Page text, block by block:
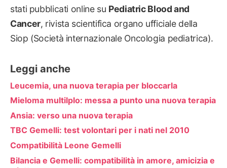
stati pubblicati online su Pediatric Blood and
Cancer, rivista scientifica organo ufficiale della
Siop (Società internazionale Oncologia pediatrica).
Leggi anche
Leucemia, una nuova terapia per bloccarla
Mieloma multilplo: messa a punto una nuova terapia
Ansia: verso una nuova terapia
TBC Gemelli: test volontari per i nati nel 2010
Compatibilità Leone Gemelli
Bilancia e Gemelli: compatibilità in amore, amicizia e